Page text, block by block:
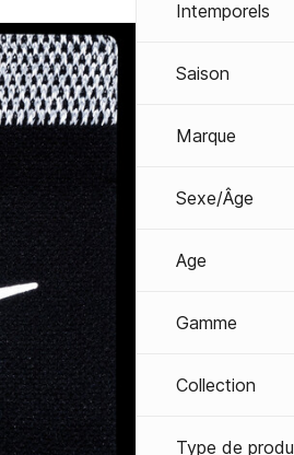
Intemporels
Saison
Marque
Sexe/Âge
Age
Gamme
Collection
Type de